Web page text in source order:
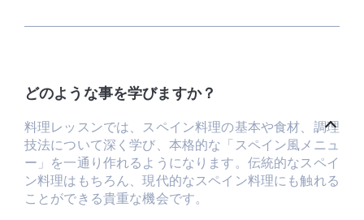
どのような事を学びますか？
料理レッスンでは、スペイン料理の基本や食材、調理
技法について深く学び、本格的な「スペイン風メニュ
ー」を一通り作れるようになります。伝統的なスペイ
ン料理はもちろん、現代的なスペイン料理にも触れる
ことができる貴重な機会です。